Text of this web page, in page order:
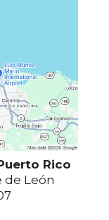
Rico
de León